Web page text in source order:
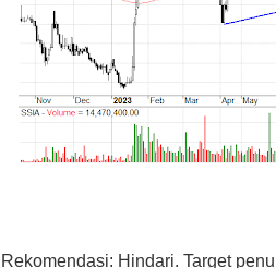
Rekomendasi: Hindari. Target